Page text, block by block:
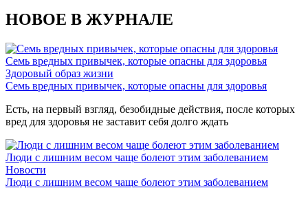
НОВОЕ В ЖУРНАЛЕ
Семь вредных привычек, которые опасны для здоровья
Здоровый образ жизни
Семь вредных привычек, которые опасны для здоровья
Есть, на первый взгляд, безобидные действия, после которых
вред для здоровья не заставит себя долго ждать
Люди с лишним весом чаще болеют этим заболеванием
Новости
Люди с лишним весом чаще болеют этим заболеванием